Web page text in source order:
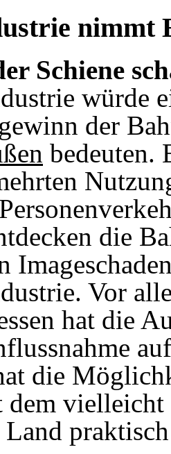
nimmt
Schiene
würde
der
bedeuten.
die
Vor
hat die
die
dem
Land